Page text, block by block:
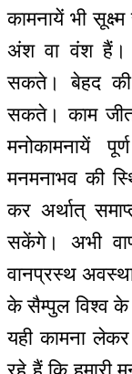
कामनायें भी
अंश वा वंश हैं।
सकते। बेहद की
सकते। काम
मनोकामनायें
मनमनाभव की
कर अर्थात्
सकेंगे। अभी
वानप्रस्थ
के सैम्पुल विश्व
यही कामना